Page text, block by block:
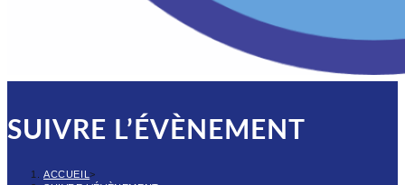
SUIVRE L’ÉVÈNEMENT
ACCUEIL>